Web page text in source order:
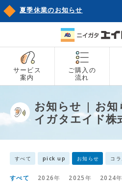
夏季休業のお知らせ
サービス
案内
ご購入の
流れ
お知らせ | お知
イガタエイド株
すべて pick up お知らせ コラ
すべて 2026年 2025年 2024年